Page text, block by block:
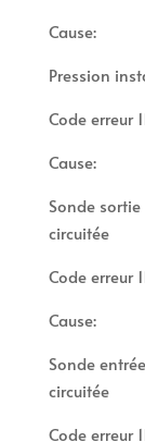
Cause:
Pression
Code erreur
Cause:
Sonde
circuitée
Code erreur
Cause:
Sonde
circuitée
Code erreur